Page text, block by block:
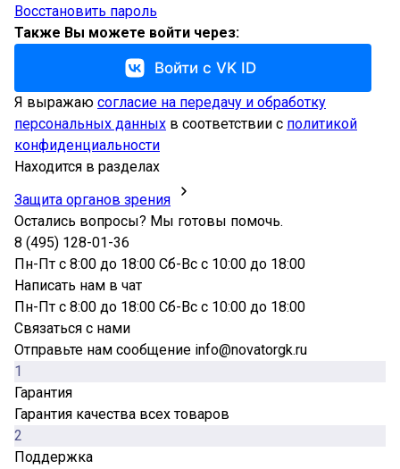
Восстановить пароль
Также Вы можете войти через:
Войти с VK ID
Я выражаю согласие на передачу и обработку
персональных данных в соответствии с политикой
конфиденциальности
Находится в разделах
Защита органов зрения
Остались вопросы? Мы готовы помочь.
8 (495) 128-01-36
Пн-Пт с 8:00 до 18:00 Сб-Вс с 10:00 до 18:00
Написать нам в чат
Пн-Пт с 8:00 до 18:00 Сб-Вс с 10:00 до 18:00
Связаться с нами
Отправьте нам сообщение info@novatorgk.ru
1
Гарантия
Гарантия качества всех товаров
2
Поддержка